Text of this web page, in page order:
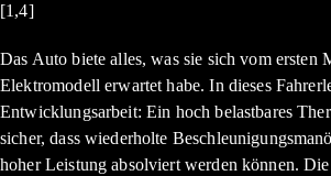
[1,4]
Das Auto biete alles, was sie sich vom ersten
Elektromodell erwartet habe. In dieses
Entwicklungsarbeit: Ein hoch belastbares
sicher, dass wiederholte
hoher Leistung absolviert werden können.